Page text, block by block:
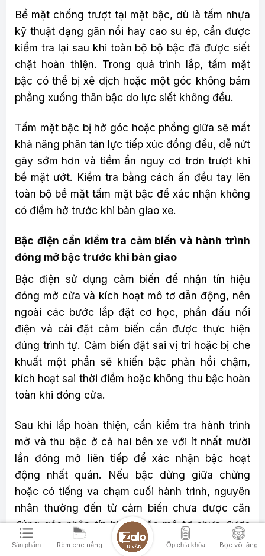
Bề mặt chống trượt tại mặt bậc, dù là tấm nhựa
kỹ thuật dạng gân nổi hay cao su ép, cần được
kiểm tra lại sau khi toàn bộ bộ bậc đã được siết
chặt hoàn thiện. Trong quá trình lắp, tấm mặt
bậc có thể bị xê dịch hoặc một góc không bám
phẳng xuống thân bậc do lực siết không đều.
Tấm mặt bậc bị hở góc hoặc phồng giữa sẽ mất
khả năng phân tán lực tiếp xúc đồng đều, dễ nứt
gãy sớm hơn và tiềm ẩn nguy cơ trơn trượt khi
bề mặt ướt. Kiểm tra bằng cách ấn đều tay lên
toàn bộ bề mặt tấm mặt bậc để xác nhận không
có điểm hở trước khi bàn giao xe.
Bậc điện cần kiểm tra cảm biến và hành trình
đóng mở bậc trước khi bàn giao
Bậc điện sử dụng cảm biến để nhận tín hiệu
đóng mở cửa và kích hoạt mô tơ dẫn động, nên
ngoài các bước lắp đặt cơ học, phần đấu nối
điện và cài đặt cảm biến cần được thực hiện
đúng trình tự. Cảm biến đặt sai vị trí hoặc bị che
khuất một phần sẽ khiến bậc phản hồi chậm,
kích hoạt sai thời điểm hoặc không thu bậc hoàn
toàn khi đóng cửa.
Sau khi lắp hoàn thiện, cần kiểm tra hành trình
mở và thu bậc ở cả hai bên xe với ít nhất mười
lần đóng mở liên tiếp để xác nhận bậc hoạt
động nhất quán. Nếu bậc dừng giữa chừng
hoặc có tiếng va chạm cuối hành trình, nguyên
nhân thường đến từ cảm biến chưa được căn
đúng góc nhận tín hiệu hoặc mô tơ chưa được
giới hạn hành trình phù hợp với khoảng mở thực
Sản phẩm Rèm che nắng Ốp chìa khóa Bọc vô lăng